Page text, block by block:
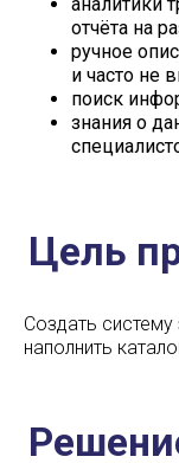
аналитики
отчёта на
ручное
и часто не
поиск
знания о
Создать
наполнить